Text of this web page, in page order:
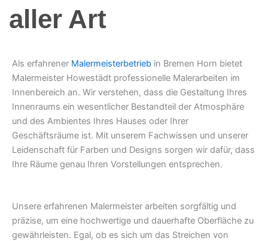
aller Art
Als erfahrener Malermeisterbetrieb in Bremen Horn bietet
Malermeister Howestädt professionelle Malerarbeiten im
Innenbereich an. Wir verstehen, dass die Gestaltung Ihres
Innenraums ein wesentlicher Bestandteil der Atmosphäre
und des Ambientes Ihres Hauses oder Ihrer
Geschäftsräume ist. Mit unserem Fachwissen und unserer
Leidenschaft für Farben und Designs sorgen wir dafür, dass
Ihre Räume genau Ihren Vorstellungen entsprechen.
Unsere erfahrenen Malermeister arbeiten sorgfältig und
präzise, um eine hochwertige und dauerhafte Oberfläche zu
gewährleisten. Egal, ob es sich um das Streichen von